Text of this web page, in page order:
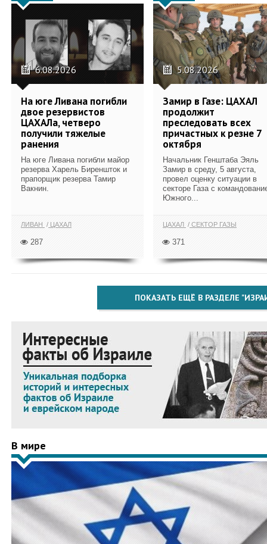
6.08.2026
На юге Ливана погибли
двое резервистов
ЦАХАЛа, четверо
получили тяжелые
ранения
На юге Ливана погибли майор
резерва Харель Биреншток и
прапорщик резерва Тамир
Вакнин.
ЛИВАН ЦАХАЛ
287
5.08.2026
Замир в Газе: ЦАХАЛ
продолжит
преследовать всех
причастных к резне 7
октября
Начальник Генштаба Эяль
Замир в среду, 5 августа,
провел оценку ситуации в
секторе Газа с
Южного...
ЦАХАЛ СЕКТОР ГАЗЫ
371
ПОКАЗАТЬ ЕЩЁ В РАЗДЕЛЕ
В мире